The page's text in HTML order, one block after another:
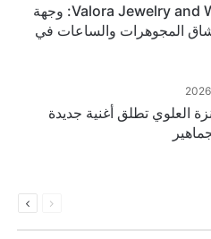
Valora Jewelry and Watches: وجهة
المجوهرات والساعات في
العلوي تطلق أغنية جديدة
الصفحة